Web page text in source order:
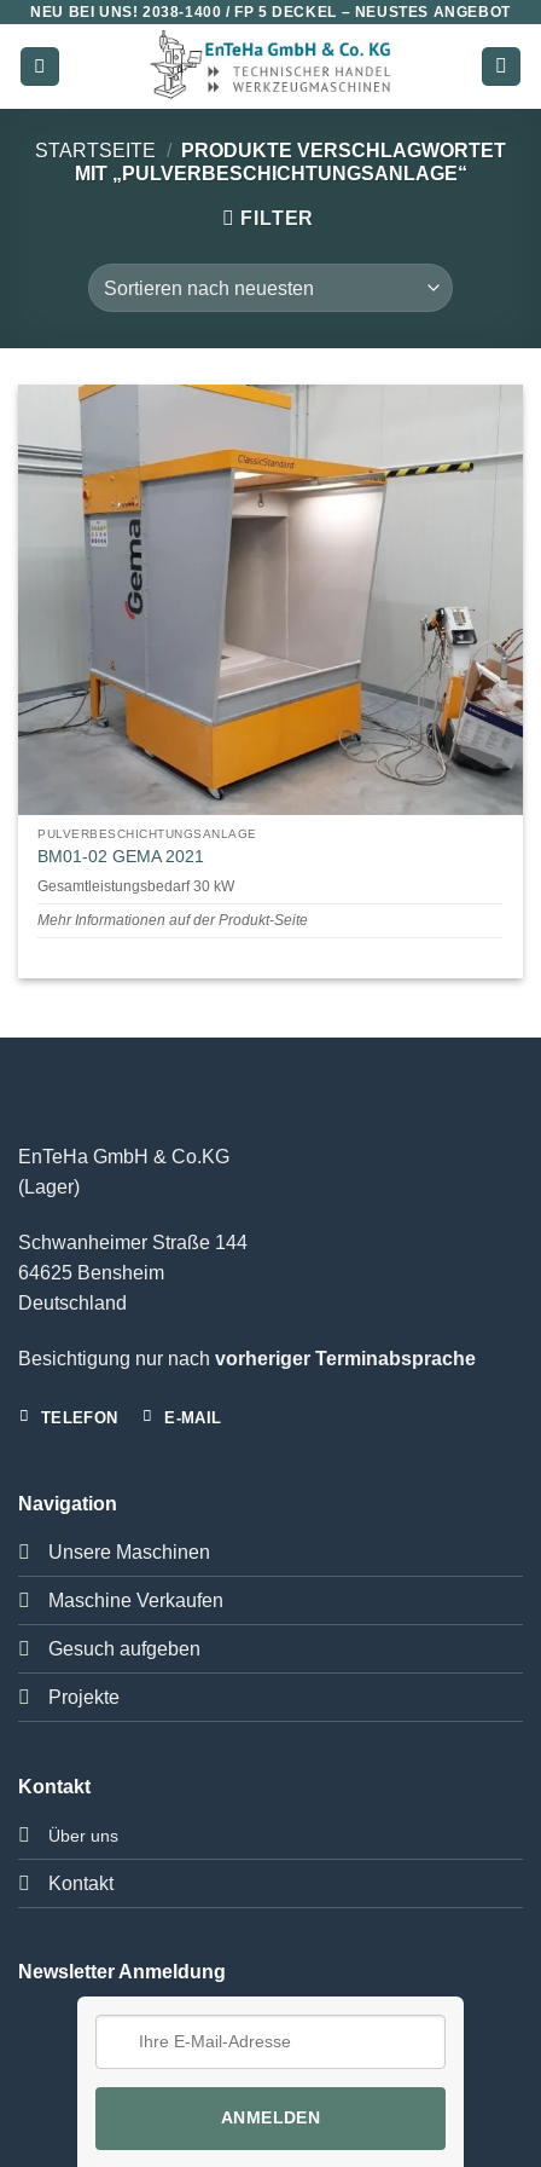
Zum
Inhalt
springen
NEU BEI UNS!2038-1400 / FP 5 DECKEL – NEUSTES ANGEBOT
STARTSEITE /
PRODUKTE VERSCHLAGWORTET
MIT „PULVERBESCHICHTUNGSANLAGE“
FILTER
PULVERBESCHICHTUNGSANLAGE
BM01-02 GEMA 2021
Gesamtleistungsbedarf 30 kW
Mehr Informationen auf der Produkt-Seite
EnTeHa GmbH & Co.KG
(Lager)
Schwanheimer Straße 144
64625 Bensheim
Deutschland
Besichtigung nur nach vorheriger Terminabsprache
TELEFON E-MAIL
Navigation
Unsere Maschinen
Maschine Verkaufen
Gesuch aufgeben
Projekte
Kontakt
Über uns
Kontakt
Newsletter Anmeldung
ANMELDEN